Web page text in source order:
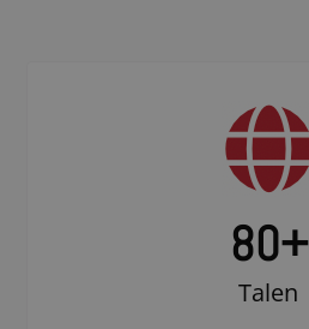
80+
Talen